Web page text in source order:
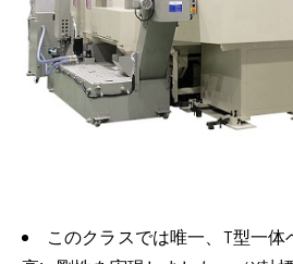
このクラスでは唯一、T型一